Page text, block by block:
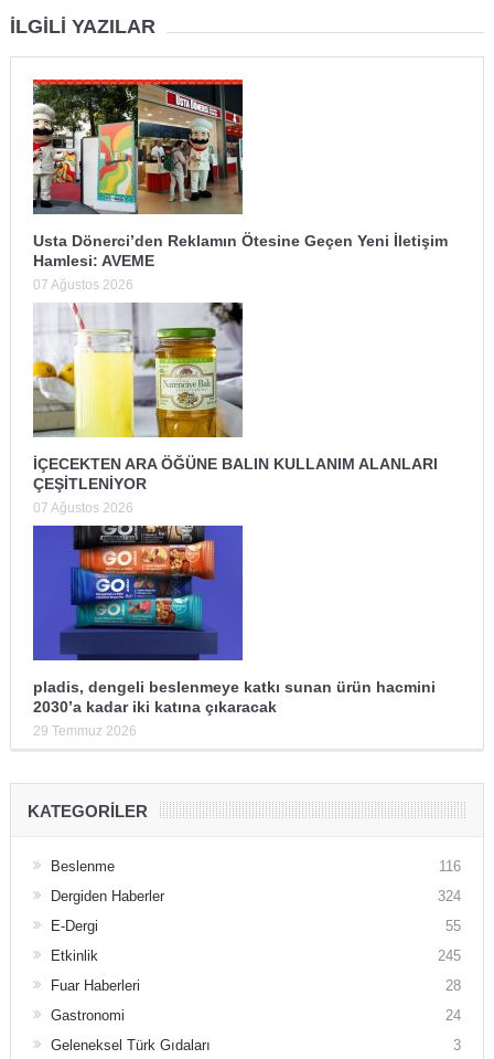
İLGILI YAZILAR
Usta Dönerci’den Reklamın Ötesine Geçen Yeni İletişim
Hamlesi: AVEME
07 Ağustos 2026
İÇECEKTEN ARA ÖĞÜNE BALIN KULLANIM ALANLARI
ÇEŞİTLENİYOR
07 Ağustos 2026
pladis, dengeli beslenmeye katkı sunan ürün hacmini
2030’a kadar iki katına çıkaracak
29 Temmuz 2026
KATEGORILER
Beslenme
116
Dergiden Haberler
324
E-Dergi
55
Etkinlik
245
Fuar Haberleri
28
Gastronomi
24
Geleneksel Türk Gıdaları
3